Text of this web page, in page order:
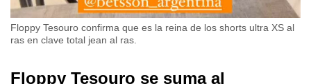
Floppy Tesouro confirma que es la reina de los shorts ultra XS al
ras en clave total jean al ras.
Floppy Tesouro se suma al